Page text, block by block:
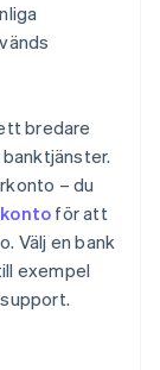
bredare
– du
för att
Välj en bank
exempel